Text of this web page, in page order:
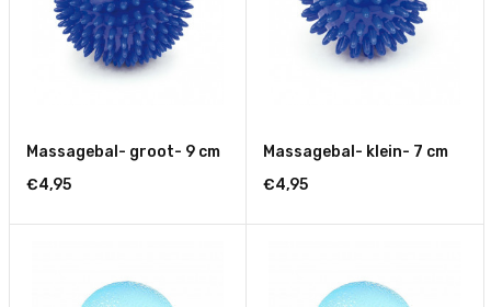
Massagebal- groot- 9 cm
€4,95
Massagebal- klein- 7 cm
€4,95